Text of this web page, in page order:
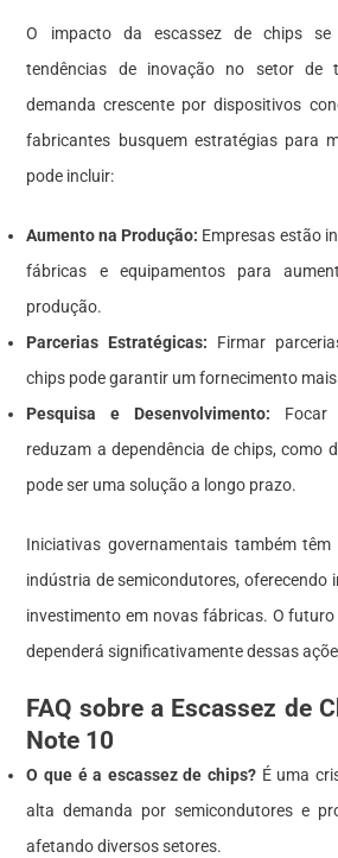
O impacto da escassez de chips se
tendências de inovação no setor de
demanda crescente por dispositivos
fabricantes busquem estratégias para
pode incluir:
Aumento na Produção: Empresas estão
fábricas e equipamentos para
produção.
Parcerias Estratégicas: Firmar
chips pode garantir um fornecimento
Pesquisa e Desenvolvimento: Focar
reduzam a dependência de chips, como
pode ser uma solução a longo prazo.
Iniciativas governamentais também
indústria de semicondutores, oferecendo
investimento em novas fábricas. O
dependerá significativamente dessas
FAQ sobre a Escassez de
Note 10
O que é a escassez de chips? É uma
alta demanda por semicondutores e
afetando diversos setores.